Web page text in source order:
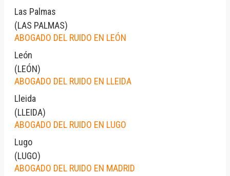
Las Palmas
(LAS PALMAS)
ABOGADO DEL RUIDO EN LEÓN
León
(LEÓN)
ABOGADO DEL RUIDO EN LLEIDA
Lleida
(LLEIDA)
ABOGADO DEL RUIDO EN LUGO
Lugo
(LUGO)
ABOGADO DEL RUIDO EN MADRID